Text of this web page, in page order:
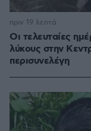
Οι τελευταίες
λύκους στην
περισυνελέγη
πριν 19 λεπτά